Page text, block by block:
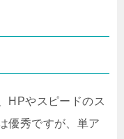
HPやスピードのス
優秀ですが、単ア